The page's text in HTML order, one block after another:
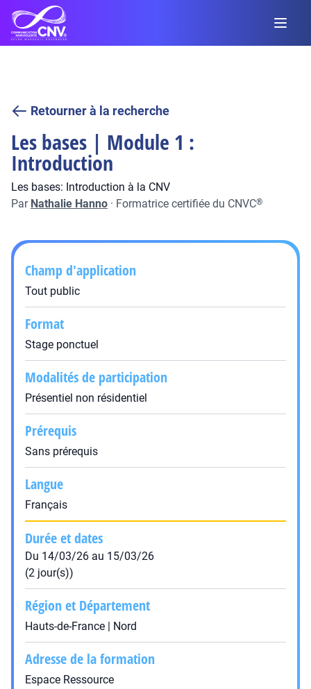
Retourner à la recherche
Les bases | Module 1 :
Introduction
Les bases: Introduction à la CNV
Par Nathalie Hanno · Formatrice certifiée du CNVC®
Champ d'application
Tout public
Format
Stage ponctuel
Modalités de participation
Présentiel non résidentiel
Prérequis
Sans prérequis
Langue
Français
Durée et dates
Du 14/03/26 au 15/03/26
(2 jour(s))
Région et Département
Hauts-de-France | Nord
Adresse de la formation
Espace Ressource